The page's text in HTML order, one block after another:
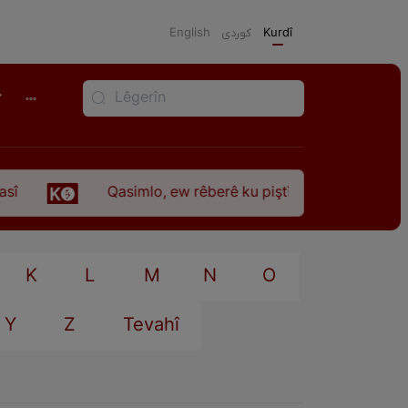
English كوردی Kurdî
Qasimlo, ew rêberê ku piştî 35 sal ji şehîdbûna
K L M N O
Y Z Tevahî